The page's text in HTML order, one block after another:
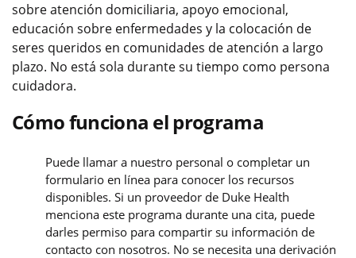
sobre atención domiciliaria, apoyo emocional,
educación sobre enfermedades y la colocación de
seres queridos en comunidades de atención a largo
plazo. No está sola durante su tiempo como persona
cuidadora.
Cómo funciona el programa
Puede llamar a nuestro personal o completar un
formulario en línea para conocer los recursos
disponibles. Si un proveedor de Duke Health
menciona este programa durante una cita, puede
darles permiso para compartir su información de
contacto con nosotros. No se necesita una derivación